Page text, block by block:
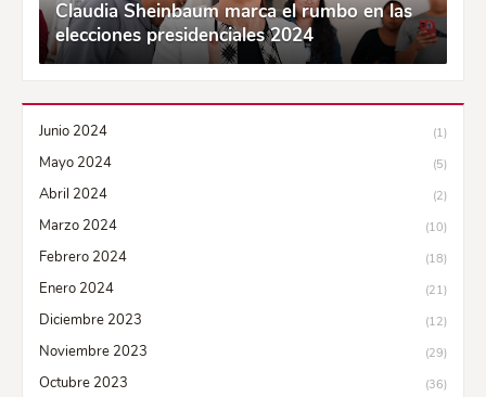
Claudia Sheinbaum marca el rumbo en las
elecciones presidenciales 2024
Junio 2024 (1)
Mayo 2024 (5)
Abril 2024 (2)
Marzo 2024 (10)
Febrero 2024 (18)
Enero 2024 (21)
Diciembre 2023 (12)
Noviembre 2023 (29)
Octubre 2023 (36)